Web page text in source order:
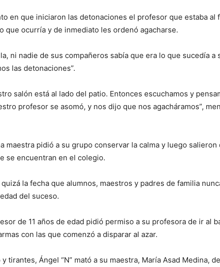
en que iniciaron las detonaciones el profesor que estaba al
que ocurría y de inmediato les ordenó agacharse.
ni nadie de sus compañeros sabía que era lo que sucedía a
las detonaciones”.
salón está al lado del patio. Entonces escuchamos y
profesor se asomó, y nos dijo que nos agacháramos”,
maestra pidió a su grupo conservar la calma y luego salieron
se encuentran en el colegio.
la fecha que alumnos, maestros y padres de familia
del suceso.
de 11 años de edad pidió permiso a su profesora de ir al
con las que comenzó a disparar al azar.
tirantes, Ángel “N” mató a su maestra, María Asad Medina,